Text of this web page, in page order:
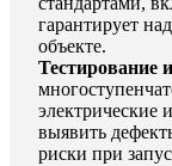
гарантирует
объекте.
Тестирование
электрические
выявить
риски при